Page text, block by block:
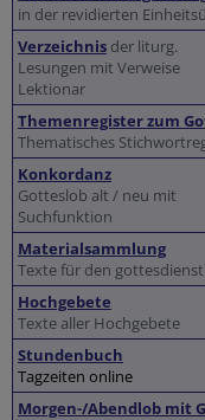
in der revidierten
Verzeichnis der liturg.
Lesungen mit Verweise
Lektionar
Themenregister zum
Thematisches
Konkordanz
Gotteslob alt / neu mit
Suchfunktion
Materialsammlung
Texte für den
Hochgebete
Texte aller Hochgebete
Stundenbuch
Tagzeiten online
Morgen-/Abendlob mit